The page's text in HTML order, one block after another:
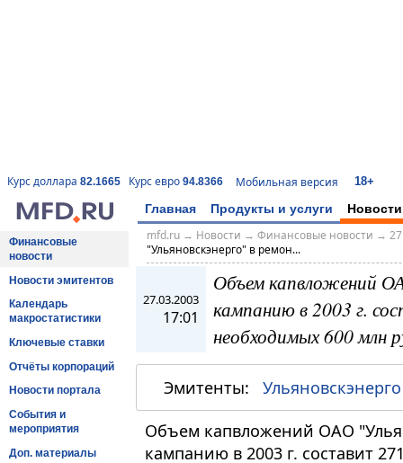
Курс доллара 82.1665 Курс евро 94.8366 Мобильная версия 18+
Главная Продукты и услуги Новости
Финансовые
новости
Новости эмитентов
Календарь
макростатистики
Ключевые ставки
Отчёты корпораций
Новости портала
События и
мероприятия
Доп. материалы
mfd.ru→ Новости → Финансовые новости →
"Ульяновскэнерго" в ремон...
27.03.2003
17:01
Объем капвложений
кампанию в 2003 г.
необходимых 600 млн
Эмитенты: Ульяновскэнерго
Объем капвложений ОАО
кампанию в 2003 г. составит